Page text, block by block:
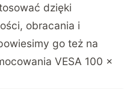
dzięki
obracania i
go też na
VESA 100 x